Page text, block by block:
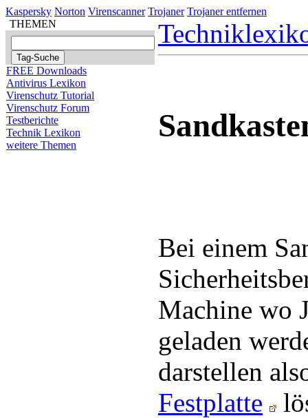
Kaspersky Norton Virenscanner Trojaner Trojaner entfernen
THEMEN
FREE Downloads
Antivirus Lexikon
Virenschutz Tutorial
Virenschutz Forum
Testberichte
Technik Lexikon
weitere Themen
Bei einem
Machine wo
geladen
darstellen
Festplatte